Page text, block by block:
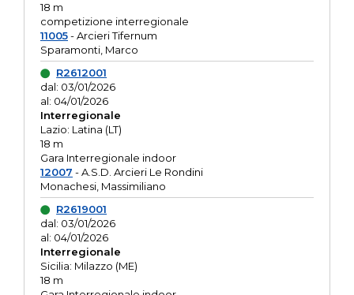
18 m
competizione interregionale
11005- Arcieri Tifernum
Sparamonti, Marco
R2612001
dal: 03/01/2026
al: 04/01/2026
Interregionale
Lazio: Latina (LT)
18 m
Gara Interregionale indoor
12007 - A.S.D. Arcieri Le Rondini
Monachesi, Massimiliano
R2619001
dal: 03/01/2026
al: 04/01/2026
Interregionale
Sicilia: Milazzo (ME)
18 m